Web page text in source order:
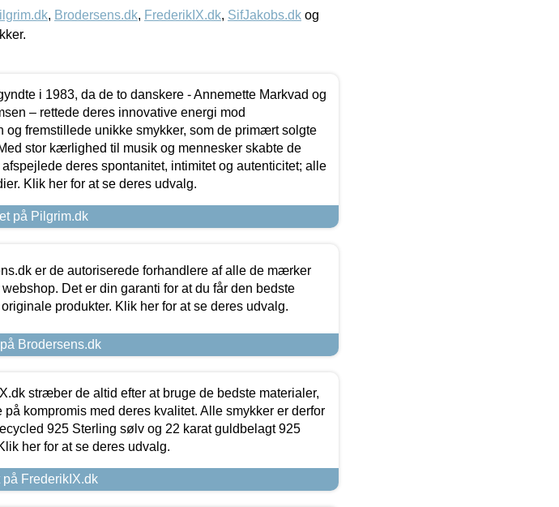
, Brodersens.dk, FrederikIX.dk, SifJakobs.dk og
i 1983, da de to danskere - Annemette Markvad og
– rettede deres innovative energi mod
og fremstillede unikke smykker, som de primært solgte
stor kærlighed til musik og mennesker skabte de
afspejlede deres spontanitet, intimitet og autenticitet; alle
Klik her for at se deres udvalg.
på Pilgrim.dk
er de autoriserede forhandlere af alle de mærker
Det er din garanti for at du får den bedste
produkter. Klik her for at se deres udvalg.
Brodersens.dk
stræber de altid efter at bruge de bedste materialer,
på kompromis med deres kvalitet. Alle smykker er derfor
925 Sterling sølv og 22 karat guldbelagt 925
her for at se deres udvalg.
FrederikIX.dk